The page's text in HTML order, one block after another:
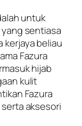
untuk
yang sentiasa
kerjaya beliau
Fazura
hijab
kulit
Fazura
aksesori